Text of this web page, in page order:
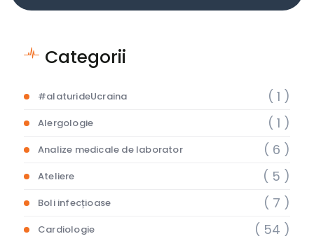
Categorii
#alaturideUcraina ( 1 )
Alergologie ( 1 )
Analize medicale de laborator ( 6 )
Ateliere ( 5 )
Boli infecțioase ( 7 )
Cardiologie ( 54 )